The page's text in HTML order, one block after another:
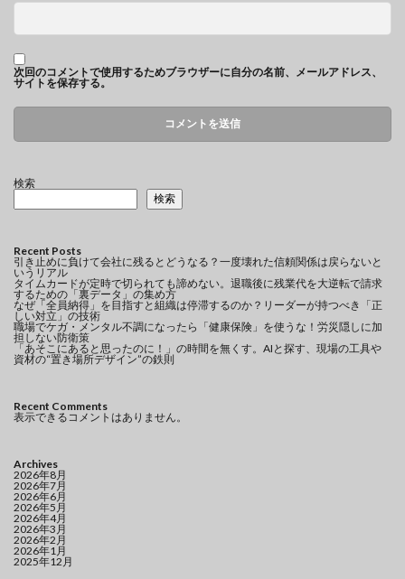
次回のコメントで使用するためブラウザーに自分の名前、メールアドレス、
サイトを保存する。
検索
検索
Recent Posts
引き止めに負けて会社に残るとどうなる？一度壊れた信頼関係は戻らないと
いうリアル
タイムカードが定時で切られても諦めない。退職後に残業代を大逆転で請求
するための「裏データ」の集め方
なぜ「全員納得」を目指すと組織は停滞するのか？リーダーが持つべき「正
しい対立」の技術
職場でケガ・メンタル不調になったら「健康保険」を使うな！労災隠しに加
担しない防衛策
「あそこにあると思ったのに！」の時間を無くす。AIと探す、現場の工具や
資材の“置き場所デザイン”の鉄則
Recent Comments
表示できるコメントはありません。
Archives
2026年8月
2026年7月
2026年6月
2026年5月
2026年4月
2026年3月
2026年2月
2026年1月
2025年12月